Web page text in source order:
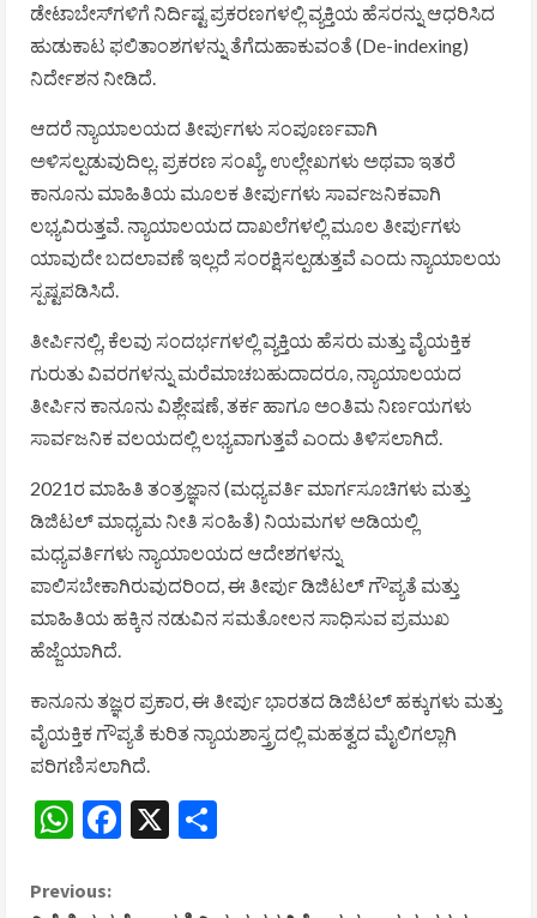
ಡೇಟಾಬೇಸ್‌ಗಳಿಗೆ ನಿರ್ದಿಷ್ಟ ಪ್ರಕರಣಗಳಲ್ಲಿ ವ್ಯಕ್ತಿಯ ಹೆಸರನ್ನು ಆಧರಿಸಿದ
ಹುಡುಕಾಟ ಫಲಿತಾಂಶಗಳನ್ನು ತೆಗೆದುಹಾಕುವಂತೆ (De-indexing)
ನಿರ್ದೇಶನ ನೀಡಿದೆ.
ಆದರೆ ನ್ಯಾಯಾಲಯದ ತೀರ್ಪುಗಳು ಸಂಪೂರ್ಣವಾಗಿ
ಅಳಿಸಲ್ಪಡುವುದಿಲ್ಲ. ಪ್ರಕರಣ ಸಂಖ್ಯೆ, ಉಲ್ಲೇಖಗಳು ಅಥವಾ ಇತರೆ
ಕಾನೂನು ಮಾಹಿತಿಯ ಮೂಲಕ ತೀರ್ಪುಗಳು ಸಾರ್ವಜನಿಕವಾಗಿ
ಲಭ್ಯವಿರುತ್ತವೆ. ನ್ಯಾಯಾಲಯದ ದಾಖಲೆಗಳಲ್ಲಿ ಮೂಲ ತೀರ್ಪುಗಳು
ಯಾವುದೇ ಬದಲಾವಣೆ ಇಲ್ಲದೆ ಸಂರಕ್ಷಿಸಲ್ಪಡುತ್ತವೆ ಎಂದು ನ್ಯಾಯಾಲಯ
ಸ್ಪಷ್ಟಪಡಿಸಿದೆ.
ತೀರ್ಪಿನಲ್ಲಿ, ಕೆಲವು ಸಂದರ್ಭಗಳಲ್ಲಿ ವ್ಯಕ್ತಿಯ ಹೆಸರು ಮತ್ತು ವೈಯಕ್ತಿಕ
ಗುರುತು ವಿವರಗಳನ್ನು ಮರೆಮಾಚಬಹುದಾದರೂ, ನ್ಯಾಯಾಲಯದ
ತೀರ್ಪಿನ ಕಾನೂನು ವಿಶ್ಲೇಷಣೆ, ತರ್ಕ ಹಾಗೂ ಅಂತಿಮ ನಿರ್ಣಯಗಳು
ಸಾರ್ವಜನಿಕ ವಲಯದಲ್ಲಿ ಲಭ್ಯವಾಗುತ್ತವೆ ಎಂದು ತಿಳಿಸಲಾಗಿದೆ.
2021ರ ಮಾಹಿತಿ ತಂತ್ರಜ್ಞಾನ (ಮಧ್ಯವರ್ತಿ ಮಾರ್ಗಸೂಚಿಗಳು ಮತ್ತು
ಡಿಜಿಟಲ್ ಮಾಧ್ಯಮ ನೀತಿ ಸಂಹಿತೆ) ನಿಯಮಗಳ ಅಡಿಯಲ್ಲಿ
ಮಧ್ಯವರ್ತಿಗಳು ನ್ಯಾಯಾಲಯದ ಆದೇಶಗಳನ್ನು
ಪಾಲಿಸಬೇಕಾಗಿರುವುದರಿಂದ, ಈ ತೀರ್ಪು ಡಿಜಿಟಲ್ ಗೌಪ್ಯತೆ ಮತ್ತು
ಮಾಹಿತಿಯ ಹಕ್ಕಿನ ನಡುವಿನ ಸಮತೋಲನ ಸಾಧಿಸುವ ಪ್ರಮುಖ
ಹೆಜ್ಜೆಯಾಗಿದೆ.
ಕಾನೂನು ತಜ್ಞರ ಪ್ರಕಾರ, ಈ ತೀರ್ಪು ಭಾರತದ ಡಿಜಿಟಲ್ ಹಕ್ಕುಗಳು ಮತ್ತು
ವೈಯಕ್ತಿಕ ಗೌಪ್ಯತೆ ಕುರಿತ ನ್ಯಾಯಶಾಸ್ತ್ರದಲ್ಲಿ ಮಹತ್ವದ ಮೈಲಿಗಲ್ಲಾಗಿ
ಪರಿಗಣಿಸಲಾಗಿದೆ.
WhatsApp
Facebook
X
C
Previous: